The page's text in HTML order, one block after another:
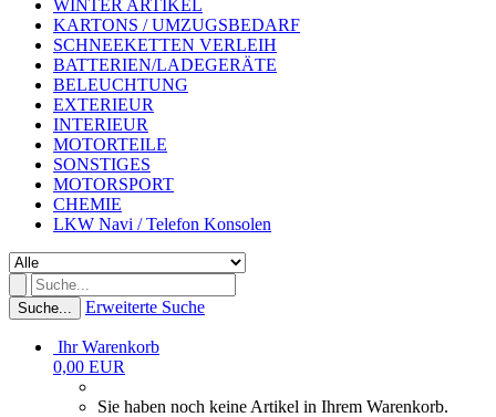
WINTER ARTIKEL
KARTONS / UMZUGSBEDARF
SCHNEEKETTEN VERLEIH
BATTERIEN/LADEGERÄTE
BELEUCHTUNG
EXTERIEUR
INTERIEUR
MOTORTEILE
SONSTIGES
MOTORSPORT
CHEMIE
LKW Navi / Telefon Konsolen
Suche... Erweiterte Suche
Ihr Warenkorb
0,00 EUR
Sie haben noch keine Artikel in Ihrem Warenkorb.